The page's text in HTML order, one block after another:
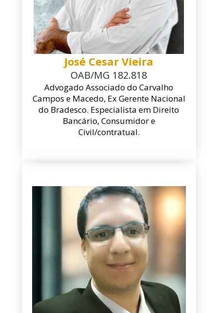
José Cesar Vieira
OAB/MG 182.818
Advogado Associado do Carvalho
Campos e Macedo, Ex Gerente Nacional
do Bradesco. Especialista em Direito
Bancário, Consumidor e
Civil/contratual.